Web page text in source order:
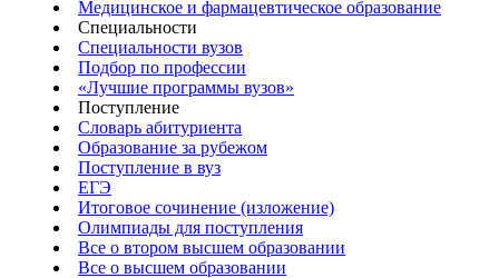
Медицинское и фармацевтическое образование
Специальности
Специальности вузов
Подбор по профессии
«Лучшие программы вузов»
Поступление
Словарь абитуриента
Образование за рубежом
Поступление в вуз
ЕГЭ
Итоговое сочинение (изложение)
Олимпиады для поступления
Все о втором высшем образовании
Все о высшем образовании